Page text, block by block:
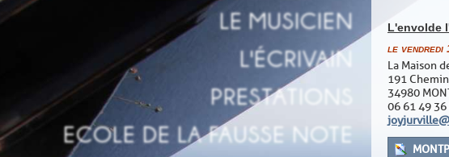
L'envolde
le vendredi
La Maison
191
34980
06 61 49 36
LE MUSICIEN
L'ÉCRIVAIN
PRESTATIONS
ECOLE DE LA FAUSSE NOTE